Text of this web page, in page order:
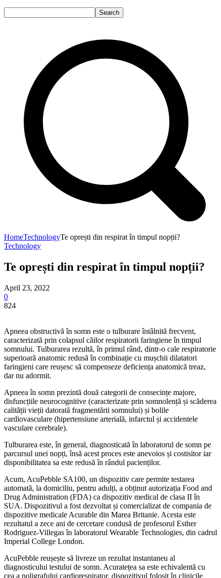
Search
HomeTechnologyTe oprești din respirat în timpul nopții?
Technology
Te oprești din respirat în timpul nopții?
April 23, 2022
0
824
Apneea obstructivă în somn este o tulburare întâlnită frecvent,
caracterizată prin colapsul căilor respiratorii faringiene în timpul
somnului. Tulburarea rezultă, în primul rând, dintr-o cale respiratorie
superioară anatomic redusă în combinație cu mușchii dilatatori
faringieni care reușesc să compenseze deficiența anatomică treaz,
dar nu adormit.
Apneea în somn prezintă două categorii de consecințe majore,
disfuncțiile neurocognitive (caracterizate prin somnolență și scăderea
calității vieții datorată fragmentării somnului) și bolile
cardiovasculare (hipertensiune arterială, infarctul și accidentele
vasculare cerebrale).
Tulburarea este, în general, diagnosticată în laboratorul de somn pe
parcursul unei nopți, însă acest proces este anevoios și costisitor iar
disponibilitatea sa este redusă în rândul pacienților.
Acum, AcuPebble SA100, un dispozitiv care permite testarea
automată, la domiciliu, pentru adulți, a obținut autorizația Food and
Drug Administration (FDA) ca dispozitiv medical de clasa II în
SUA. Dispozitivul a fost dezvoltat și comercializat de compania de
dispozitive medicale Acurable din Marea Britanie. Acesta este
rezultatul a zece ani de cercetare condusă de profesorul Esther
Rodriguez-Villegas în laboratorul Wearable Technologies, din cadrul
Imperial College London.
AcuPebble reușește să livreze un rezultat instantaneu al
diagnosticului testului de somn. Acuratețea sa este echivalentă cu
cea a poligrafului cardiorespirator, dispozitivul folosit în clinicile